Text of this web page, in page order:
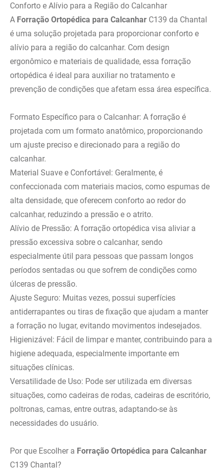
Conforto e Alívio para a Região do Calcanhar
A Forração Ortopédica para Calcanhar C139 da Chantal
é uma solução projetada para proporcionar conforto e
alívio para a região do calcanhar. Com design
ergonômico e materiais de qualidade, essa forração
ortopédica é ideal para auxiliar no tratamento e
prevenção de condições que afetam essa área específica.
Formato Específico para o Calcanhar: A forração é
projetada com um formato anatômico, proporcionando
um ajuste preciso e direcionado para a região do
calcanhar.
Material Suave e Confortável: Geralmente, é
confeccionada com materiais macios, como espumas de
alta densidade, que oferecem conforto ao redor do
calcanhar, reduzindo a pressão e o atrito.
Alívio de Pressão: A forração ortopédica visa aliviar a
pressão excessiva sobre o calcanhar, sendo
especialmente útil para pessoas que passam longos
períodos sentadas ou que sofrem de condições como
úlceras de pressão.
Ajuste Seguro: Muitas vezes, possui superfícies
antiderrapantes ou tiras de fixação que ajudam a manter
a forração no lugar, evitando movimentos indesejados.
Higienizável: Fácil de limpar e manter, contribuindo para a
higiene adequada, especialmente importante em
situações clínicas.
Versatilidade de Uso: Pode ser utilizada em diversas
situações, como cadeiras de rodas, cadeiras de escritório,
poltronas, camas, entre outras, adaptando-se às
necessidades do usuário.
Por que Escolher a Forração Ortopédica para Calcanhar
C139 Chantal?